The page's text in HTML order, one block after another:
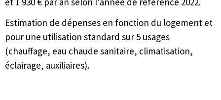
Estimation de dépenses en fonction du logement et
pour une utilisation standard sur 5 usages
(chauffage, eau chaude sanitaire, climatisation,
éclairage, auxiliaires).